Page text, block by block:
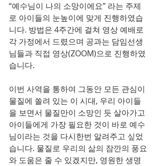
“예수님이 나의 소망이에요” 라는 주제
로 아이들의 눈높이에 맞게 진행하였습
니다. 방법은 4주간에 걸쳐 영상 예배로
각 가정에서 드렸으며 공과는 담임선생
님들과 직접 영상(ZOOM)으로 진행하였
습니다.
이번 사역을 통하여 그동안 모든 관심이
물질에 쏠려 있는 이 시대, 우리 아이들
을 보면서 물질만이 소망인 듯 살아가고
아이들에게 가장 필요한 것이 바로 예수
님이라는 것을 다시한번 알려주고 싶었
습니다. 물질로 우리의 삶의 잠깐의 풍요
와 도움은 줄 수 있겠지만, 영원한 생명